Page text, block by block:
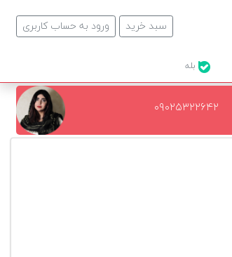
ورود به حساب کاربری سبد خرید
۰۹۰۲۵۳۲۲۶۴۲